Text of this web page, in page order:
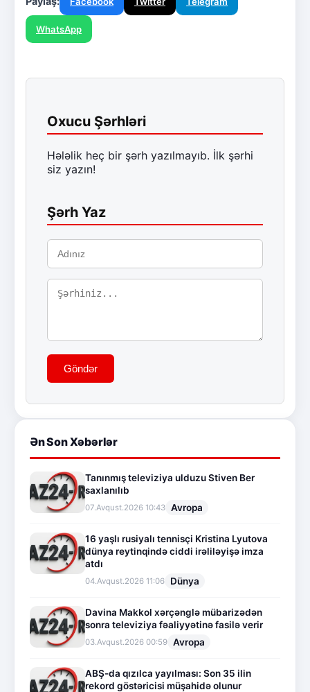
WhatsApp
Oxucu Şərhləri
Hələlik heç bir şərh yazılmayıb. İlk şərhi
siz yazın!
Şərh Yaz
Göndər
Ən Son Xəbərlər
Tanınmış televiziya ulduzu Stiven Ber
saxlanılıb
07.Avqust.2026 10:43 Avropa
16 yaşlı rusiyalı tennisçi Kristina Lyutova
dünya reytinqində ciddi irəliləyişə imza
atdı
04.Avqust.2026 11:06 Dünya
Davina Makkol xərçənglə mübarizədən
sonra televiziya fəaliyyətinə fasilə verir
03.Avqust.2026 00:59 Avropa
ABŞ-da qızılca yayılması: Son 35 ilin
rekord göstəricisi müşahidə olunur